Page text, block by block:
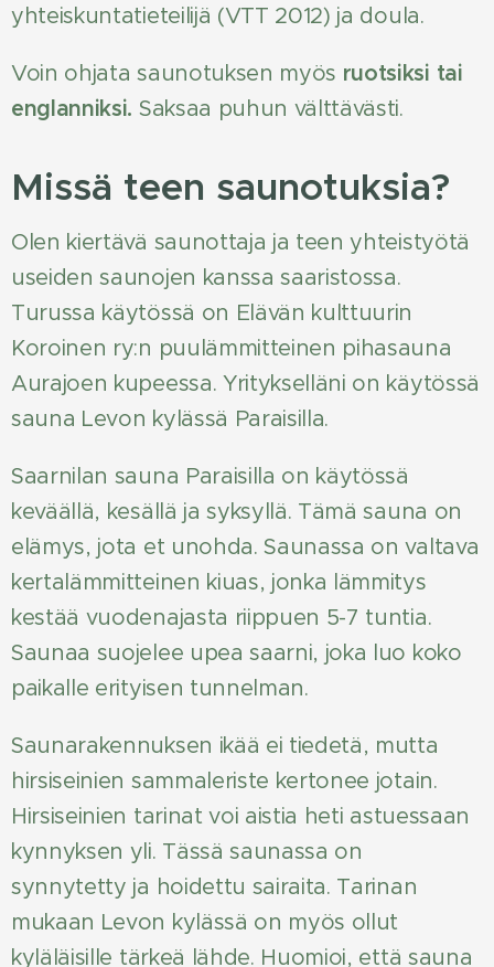
yhteiskuntatieteilijä (VTT 2012) ja doula.
Voin ohjata saunotuksen myös ruotsiksi tai
englanniksi. Saksaa puhun välttävästi.
Missä teen saunotuksia?
Olen kiertävä saunottaja ja teen yhteistyötä
useiden saunojen kanssa saaristossa.
Turussa käytössä on Elävän kulttuurin
Koroinen ry:n puulämmitteinen pihasauna
Aurajoen kupeessa. Yritykselläni on käytössä
sauna Levon kylässä Paraisilla.
Saarnilan sauna Paraisilla on käytössä
keväällä, kesällä ja syksyllä. Tämä sauna on
elämys, jota et unohda. Saunassa on valtava
kertalämmitteinen kiuas, jonka lämmitys
kestää vuodenajasta riippuen 5-7 tuntia.
Saunaa suojelee upea saarni, joka luo koko
paikalle erityisen tunnelman.
Saunarakennuksen ikää ei tiedetä, mutta
hirsiseinien sammaleriste kertonee jotain.
Hirsiseinien tarinat voi aistia heti astuessaan
kynnyksen yli. Tässä saunassa on
synnytetty ja hoidettu sairaita. Tarinan
mukaan Levon kylässä on myös ollut
kyläläisille tärkeä lähde. Huomioi, että sauna